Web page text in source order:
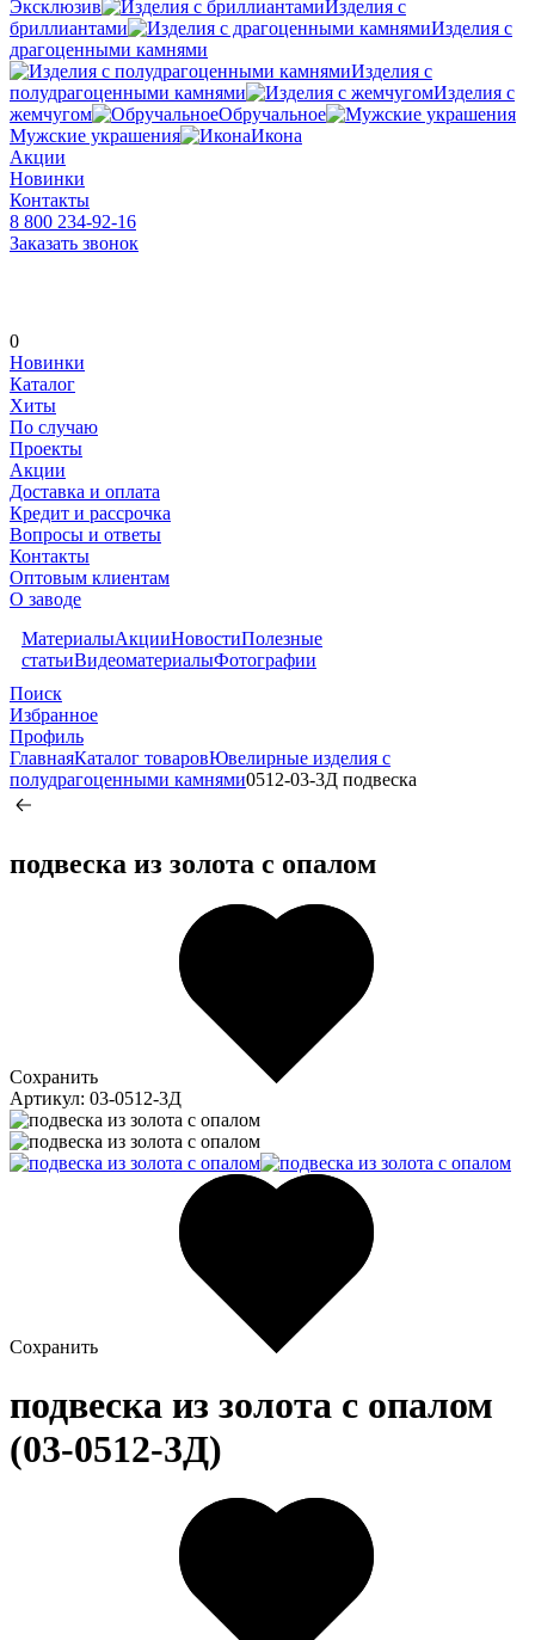
Эксклюзив
Изделия с
бриллиантами
Изделия с
драгоценными камнями
Изделия с
полудрагоценными камнями
Изделия с
жемчугом
Обручальное
Мужские украшения
Икона
Акции
Новинки
Контакты
8 800 234-92-16
Заказать звонок
0
Новинки
Каталог
Хиты
По случаю
Проекты
Акции
Доставка и оплата
Кредит и рассрочка
Вопросы и ответы
Контакты
Оптовым клиентам
О заводе
МатериалыАкцииНовостиПолезные
статьиВидеоматериалыФотографии
Поиск
Избранное
Профиль
ГлавнаяКаталог товаровЮвелирные изделия с
полудрагоценными камнями0512-03-3Д подвеска
подвеска из золота c опалом
Сохранить
Артикул: 03-0512-3Д
Сохранить
подвеска из золота c опалом
(03-0512-3Д)